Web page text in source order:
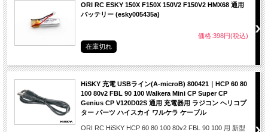
ORI RC ESKY 150X F150X 150V2 F150V2 HMX68 通用
バッテリー (esky005435a)
価格:398円(税込)
在庫切れ
HiSKY 充電 USBライン(A-microB) 800421｜HCP 60 80
100 80v2 FBL 90 100 Walkera Mini CP Super CP
Genius CP V120D02S 通用 充電器用 ラジコン ヘリコプ
ター パーツ ハイスカイ ワルケラ ケーブル
ORI RC HiSKY HCP 60 80 100 80v2 FBL 90 100 用 新型